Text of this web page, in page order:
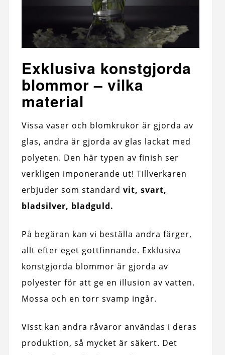
Exklusiva konstgjorda
blommor – vilka
material
Vissa vaser och blomkrukor är gjorda av
glas, andra är gjorda av glas lackat med
polyeten. Den här typen av finish ser
verkligen imponerande ut! Tillverkaren
erbjuder som standard vit, svart,
bladsilver, bladguld.
På begäran kan vi beställa andra färger,
allt efter eget gottfinnande. Exklusiva
konstgjorda blommor är gjorda av
polyester för att ge en illusion av vatten.
Mossa och en torr svamp ingår.
Visst kan andra råvaror användas i deras
produktion, så mycket är säkert. Det